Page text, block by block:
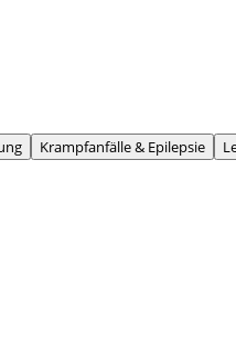
Krampfanfälle & Epilepsie